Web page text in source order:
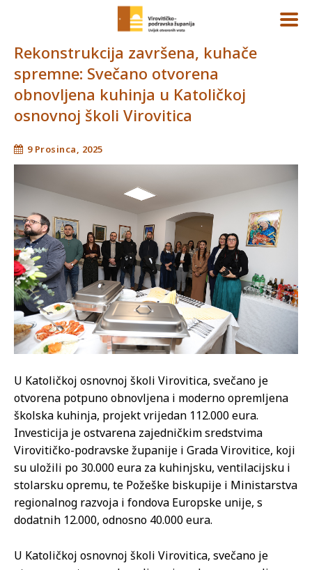
Rekonstrukcija završena, kuhače
spremne: Svečano otvorena
obnovljena kuhinja u Katoličkoj
osnovnoj školi Virovitica
9 Prosinca, 2025
U Katoličkoj osnovnoj školi Virovitica, svečano je
otvorena potpuno obnovljena i moderno opremljena
školska kuhinja, projekt vrijedan 112.000 eura.
Investicija je ostvarena zajedničkim sredstvima
Virovitičko-podravske županije i Grada Virovitice, koji
su uložili po 30.000 eura za kuhinjsku, ventilacijsku i
stolarsku opremu, te Požeške biskupije i Ministarstva
regionalnog razvoja i fondova Europske unije, s
dodatnih 12.000, odnosno 40.000 eura.
U Katoličkoj osnovnoj školi Virovitica, svečano je